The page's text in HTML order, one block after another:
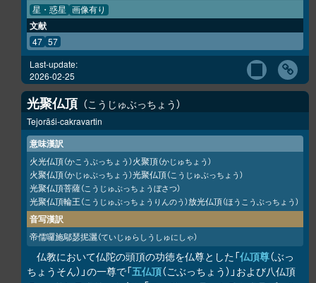
星・惑星 画像有り
文献
47 57
Last-update:
2026-02-25
光聚仏頂 こうじゅぶっちょう
Tejorāśi-cakravartin
意味漢訳
火光仏頂（かこうぶっちょう）火聚頂（かじゅちょう）
火聚仏頂（かじゅぶっちょう）光聚仏頂（こうじゅぶっちょう）
光聚仏頂菩薩（こうじゅぶっちょうぼさつ）
光聚仏頂輪王（こうじゅぶっちょうりんのう）放光仏頂（ほうこうぶっちょう）
音写漢訳
帝儒囉施鄔瑟抳灑（ていじゅらしうしゅにしゃ）
仏教において仏陀の頭頂の功徳を仏尊とした「仏頂尊（ぶっ
ちょうそん）」の一尊で「五仏頂（ごぶっちょう）」および八仏頂